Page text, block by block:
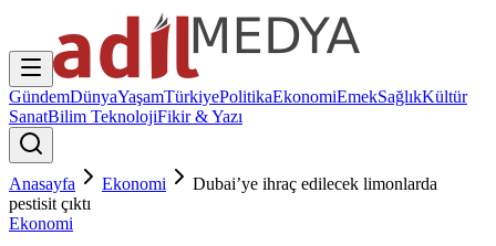
GündemDünyaYaşamTürkiyePolitikaEkonomiEmekSağlıkKültür
SanatBilim TeknolojiFikir & Yazı
Anasayfa Ekonomi
Dubai’ye ihraç edilecek limonlarda
pestisit çıktı
Ekonomi